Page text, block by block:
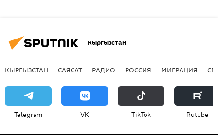
Кыргызстан
КЫРГЫЗСТАН САЯСАТ РАДИО РОССИЯ МИГРАЦИЯ
Telegram VK ТikТоk Rutube